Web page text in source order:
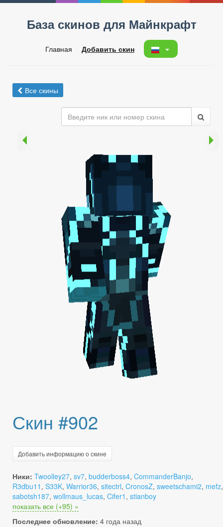
База скинов для Майнкрафт
Главная Добавить скин
Все скины
Скин #902
Добавить информацию о скине
Ники: Twoolley27, sv7, budderboss4, CommanderBanjo,
R3dbu11 , S33K, Warrior36, sitectrl, CronosZ, sweetschami2, mefz,
sabotsh187, wollmaus_lucas, Cifer1 , stianboy
показать все (+95) »
Последнее обновление: 4 года назад